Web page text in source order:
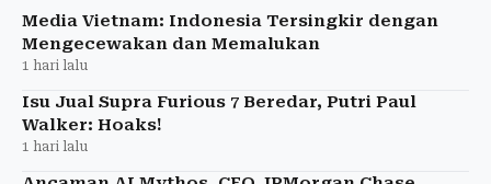
September 20
Media Vietnam: Indonesia Tersingkir dengan
Mengecewakan dan Memalukan
1 hari lalu
Isu Jual Supra Furious 7 Beredar, Putri Paul
Walker: Hoaks!
1 hari lalu